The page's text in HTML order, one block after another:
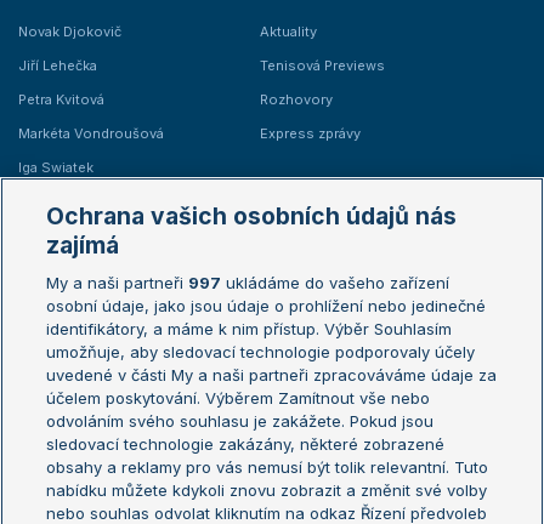
Novak Djokovič
Jiří Lehečka
Petra Kvitová
Markéta Vondroušová
Iga Swiatek
Aktuality
Tenisová Previews
Rozhovory
Express zprávy
Žebříčky
Žebříček ATP (muži)
Žebříček WTA (ženy)
Sázkařský žebříček
Australian Open
French Open
Wimbledon
US Open
Turnaj mistrů
Turnaj mistryň
Aktualní trendy
Ochrana vašich osobních údajů nás
zajímá
My a naši partneři 997 ukládáme do vašeho zařízení
osobní údaje, jako jsou údaje o prohlížení nebo jedinečné
identifikátory, a máme k nim přístup. Výběr Souhlasím
umožňuje, aby sledovací technologie podporovaly účely
uvedené v části My a naši partneři zpracováváme údaje za
účelem poskytování. Výběrem Zamítnout vše nebo
odvoláním svého souhlasu je zakážete. Pokud jsou
sledovací technologie zakázány, některé zobrazené
obsahy a reklamy pro vás nemusí být tolik relevantní. Tuto
nabídku můžete kdykoli znovu zobrazit a změnit své volby
nebo souhlas odvolat kliknutím na odkaz Řízení předvoleb